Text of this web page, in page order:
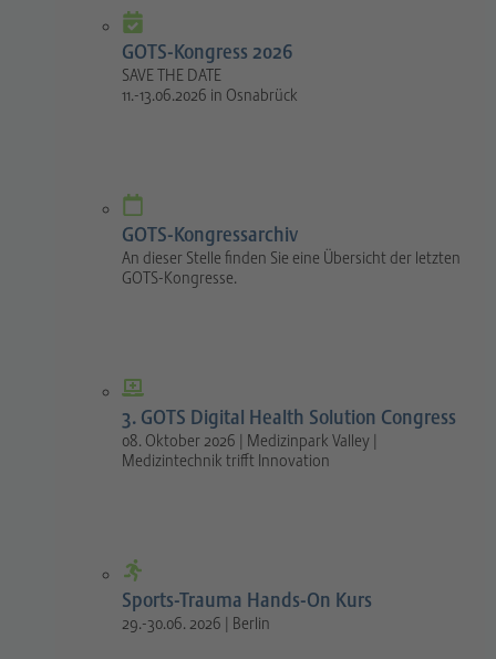
GOTS-Kongress 2026
SAVE THE DATE
11.-13.06.2026 in Osnabrück
GOTS-Kongressarchiv
An dieser Stelle finden Sie eine Übersicht der letzten
GOTS-Kongresse.
3. GOTS Digital Health Solution Congress
08. Oktober 2026 | Medizinpark Valley |
Medizintechnik trifft Innovation
Sports-Trauma Hands-On Kurs
29.-30.06. 2026 | Berlin